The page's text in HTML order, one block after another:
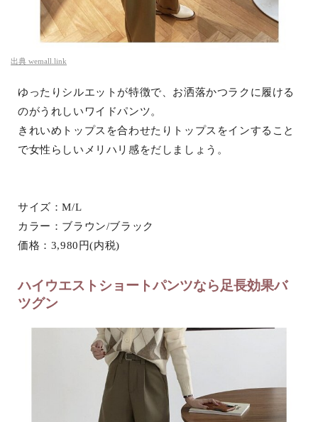
出典 wemall.link
ゆったりシルエットが特徴で、お洒落かつラクに履ける
のがうれしいワイドパンツ。
きれいめトップスを合わせたりトップスをインすること
で女性らしいメリハリ感をだしましょう。
サイズ：M/L
カラー：ブラウン/ブラック
価格：3,980円(内税)
ハイウエストショートパンツなら足長効果バ
ツグン